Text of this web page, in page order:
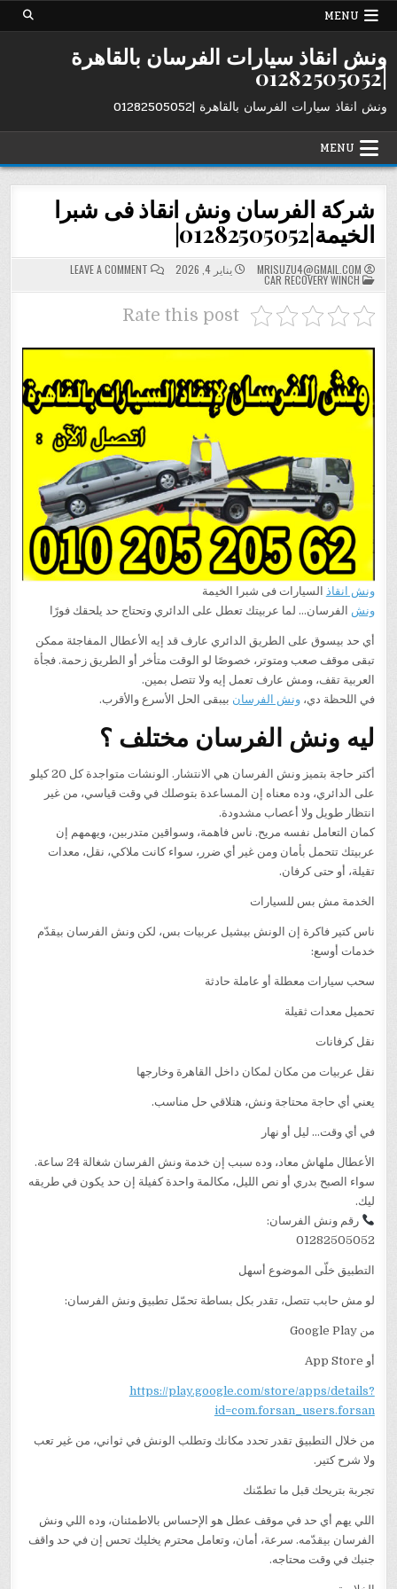
Skip
MENU
ونش انقاذ سيارات الفرسان بالقاهرة
|01282505052
ونش انقاذ سيارات الفرسان بالقاهرة |01282505052
MENU
شركة الفرسان ونش انقاذ فى شبرا
الخيمة|01282505052|
MRISUZU4@GMAIL.COM يناير 4, 2026 LEAVE A COMMENT
ON
شركة
الفرسان
POSTED
IN
CAR RECOVERY WINCH
Rate this post
ونش انقاذ السيارات فى شبرا الخيمة
ونش الفرسان… لما عربيتك تعطل على الدائري وتحتاج حد يلحقك فورًا
أي حد بيسوق على الطريق الدائري عارف قد إيه الأعطال المفاجئة ممكن
تبقى موقف صعب ومتوتر، خصوصًا لو الوقت متأخر أو الطريق زحمة. فجأة
العربية تقف، ومش عارف تعمل إيه ولا تتصل بمين.
في اللحظة دي،ونش الفرسان بيبقى الحل الأسرع والأقرب.
ليه ونش الفرسان مختلف ؟
أكتر حاجة بتميز ونش الفرسان هي الانتشار. الونشات متواجدة كل 20 كيلو
على الدائري، وده معناه إن المساعدة بتوصلك في وقت قياسي، من غير
انتظار طويل ولا أعصاب مشدودة.
كمان التعامل نفسه مريح. ناس فاهمة، وسواقين متدربين، ويهمهم إن
عربيتك تتحمل بأمان ومن غير أي ضرر، سواء كانت ملاكي، نقل، معدات
تقيلة، أو حتى كرفان.
الخدمة مش بس للسيارات
ناس كتير فاكرة إن الونش بيشيل عربيات بس، لكن ونش الفرسان بيقدّم
خدمات أوسع:
سحب سيارات معطلة أو عاملة حادثة
تحميل معدات ثقيلة
نقل كرفانات
نقل عربيات من مكان لمكان داخل القاهرة وخارجها
يعني أي حاجة محتاجة ونش، هتلاقي حل مناسب.
في أي وقت… ليل أو نهار
الأعطال ملهاش معاد، وده سبب إن خدمة ونش الفرسان شغالة 24 ساعة.
سواء الصبح بدري أو نص الليل، مكالمة واحدة كفيلة إن حد يكون في طريقه
ليك.
رقم ونش الفرسان:
01282505052
التطبيق خلّى الموضوع أسهل
لو مش حابب تتصل، تقدر بكل بساطة تحمّل تطبيق ونش الفرسان:
من Google Play
أو App Store
https://play.google.com/store/apps/details?
id=com.forsan_users.forsan
من خلال التطبيق تقدر تحدد مكانك وتطلب الونش في ثواني، من غير تعب
ولا شرح كتير.
تجربة بتريحك قبل ما تطمّنك
اللي يهم أي حد في موقف عطل هو الإحساس بالاطمئنان، وده اللي ونش
الفرسان بيقدّمه. سرعة، أمان، وتعامل محترم يخليك تحس إن في حد واقف
جنبك في وقت محتاجه.